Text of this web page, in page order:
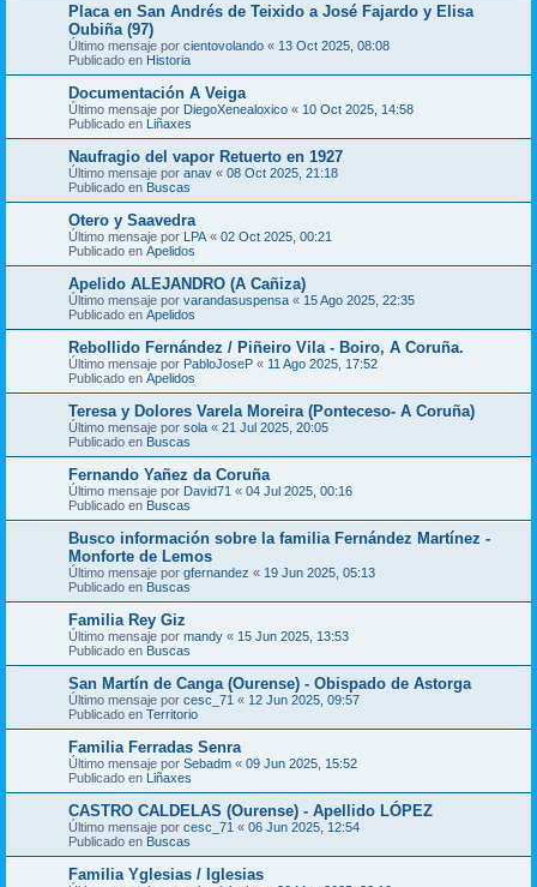
Placa en San Andrés de Teixido a José Fajardo y Elisa
Oubiña (97)
Último mensaje por cientovolando « 13 Oct 2025, 08:08
Publicado en Historia
Documentación A Veiga
Último mensaje por DiegoXenealoxico « 10 Oct 2025, 14:58
Publicado en Liñaxes
Naufragio del vapor Retuerto en 1927
Último mensaje por anav « 08 Oct 2025, 21:18
Publicado en Buscas
Otero y Saavedra
Último mensaje por LPA « 02 Oct 2025, 00:21
Publicado en Apelidos
Apelido ALEJANDRO (A Cañiza)
Último mensaje por varandasuspensa « 15 Ago 2025, 22:35
Publicado en Apelidos
Rebollido Fernández / Piñeiro Vila - Boiro, A Coruña.
Último mensaje por PabloJoseP « 11 Ago 2025, 17:52
Publicado en Apelidos
Teresa y Dolores Varela Moreira (Ponteceso- A Coruña)
Último mensaje por sola « 21 Jul 2025, 20:05
Publicado en Buscas
Fernando Yañez da Coruña
Último mensaje por David71 « 04 Jul 2025, 00:16
Publicado en Buscas
Busco información sobre la familia Fernández Martínez -
Monforte de Lemos
Último mensaje por gfernandez « 19 Jun 2025, 05:13
Publicado en Buscas
Familia Rey Giz
Último mensaje por mandy « 15 Jun 2025, 13:53
Publicado en Buscas
San Martín de Canga (Ourense) - Obispado de Astorga
Último mensaje por cesc_71 « 12 Jun 2025, 09:57
Publicado en Territorio
Familia Ferradas Senra
Último mensaje por Sebadm « 09 Jun 2025, 15:52
Publicado en Liñaxes
CASTRO CALDELAS (Ourense) - Apellido LÓPEZ
Último mensaje por cesc_71 « 06 Jun 2025, 12:54
Publicado en Buscas
Familia Yglesias / Iglesias